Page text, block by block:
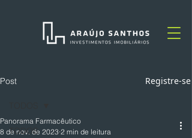
Post Registre-se
TODOS
Panorama Farmacêutico
8 de nov. de 2023 2 min de leitura